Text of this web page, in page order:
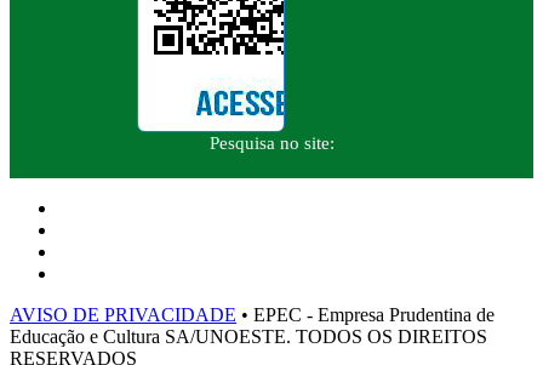
Pesquisa no site:
AVISO DE PRIVACIDADE • EPEC - Empresa Prudentina de
Educação e Cultura SA/UNOESTE. TODOS OS DIREITOS
RESERVADOS